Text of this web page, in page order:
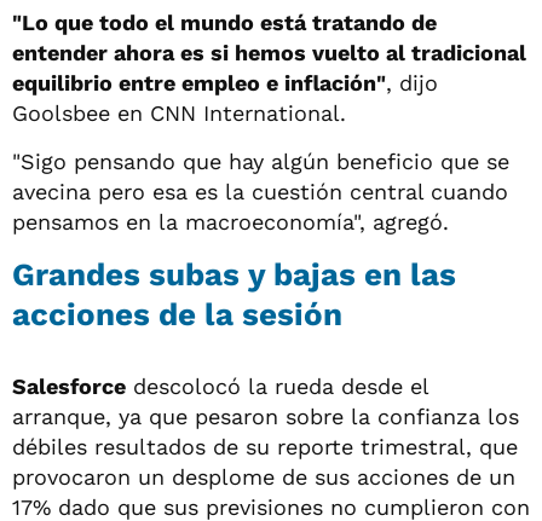
"Lo que todo el mundo está tratando de
entender ahora es si hemos vuelto al tradicional
equilibrio entre empleo e inflación", dijo
Goolsbee en CNN International.
"Sigo pensando que hay algún beneficio que se
avecina pero esa es la cuestión central cuando
pensamos en la macroeconomía", agregó.
Grandes subas y bajas en las
acciones de la sesión
Salesforce descolocó la rueda desde el
arranque, ya que pesaron sobre la confianza los
débiles resultados de su reporte trimestral, que
provocaron un desplome de sus acciones de un
17% dado que sus previsiones no cumplieron con